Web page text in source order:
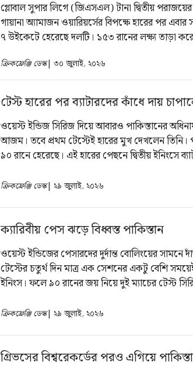
গ্লোবাল সুপার লিগে (জিএসএল) টানা দ্বিতীয়
গায়ানা অ্যামাজন ওয়ারিয়র্সের বিপক্ষে হারের পর এবার
৭ উইকেটে হেরেছে দলটি। ১৫৩ রানের লক্ষ্য তাড়া
ক্রিকফ্রেঞ্জি ডেস্ক| ৩০ জুলাই, ২০২৬
টেস্ট হারের পর ব্যাটারদের কাঁধে দায়
ওয়েস্ট ইন্ডিজ সিরিজ দিয়ে আবারও পাকিস্তানের
আজম। তবে প্রথম টেস্টেই হারের মুখ দেখলেন তিনি।
৯০ রানে হেরেছে। এই হারের পেছনে দ্বিতীয় ইনিংসে
ক্রিকফ্রেঞ্জি ডেস্ক| ২৯ জুলাই, ২০২৬
ক্যারিবীয় পেস ঝড়ে বিধ্বস্ত পাকিস্তান
ওয়েস্ট ইন্ডিজের পেসারদের দুর্দান্ত বোলিংয়ের সামনে
টেস্টের চতুর্থ দিন মাত্র এক সেশনের একটু বেশি
ইনিংস। ফলে ৯০ রানের জয় নিয়ে দুই ম্যাচের টেস্ট
মাত্র ১২০ রানে।
ক্রিকফ্রেঞ্জি ডেস্ক| ২৯ জুলাই, ২০২৬
গ্রিভসের বিশ্বরেকর্ডের পরও এগিয়ে